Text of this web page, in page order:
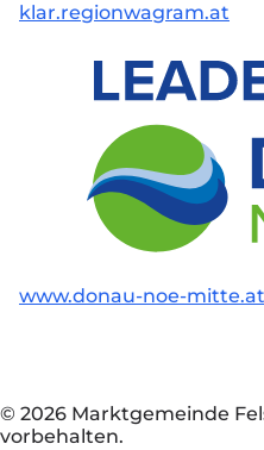
klar.regionwagram.at
www.donau-noe-mitte.at
© 2026 Marktgemeinde
vorbehalten.